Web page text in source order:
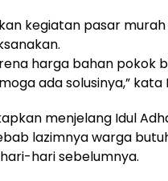
kegiatan pasar
harga bahan pokok
ada solusinya,” kata
menjelang Idul
lazimnya warga
hari sebelumnya.